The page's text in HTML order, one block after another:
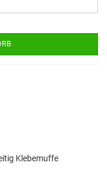
Kle­be­muf­fe